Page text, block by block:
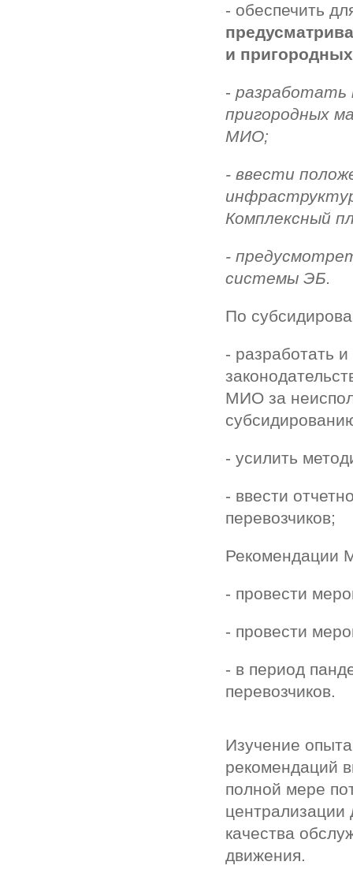
- обеспечить
и
- разработать
пригородных
МИО;
- ввести
Комплексный
-
системы ЭБ.
По
- разработать
МИО за
- усилить
- ввести
перевозчиков;
Рекомендации
- провести
- провести
- в период
перевозчиков.
Изучение
рекомендаций
полной мере
централизации
качества
движения.